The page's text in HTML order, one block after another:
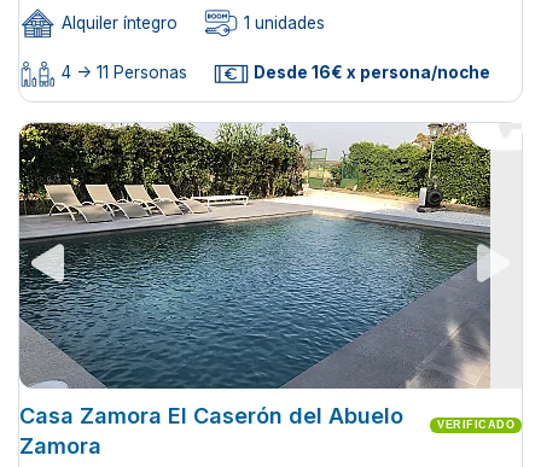
Alquiler íntegro 1 unidades
4 -> 11 Personas Desde 16€ x persona/noche
Casa Zamora El Caserón del Abuelo
Zamora
VERIFICADO